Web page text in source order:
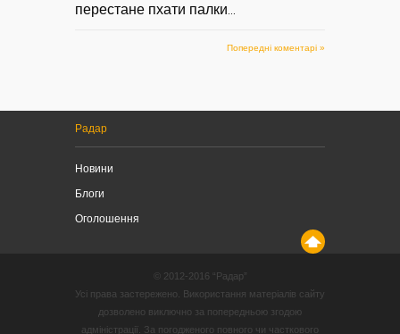
перестане пхати палки
Попередні коментарі »
Радар
Новини
Блоги
Оголошення
© 2012-2016 “Радар”
Усі права застережено. Використання матеріалів сайту
дозволено виключно за попередньою згодою
адміністрації. За погодженого повного чи часткового